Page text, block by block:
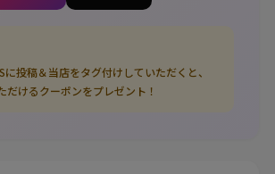
に投稿＆当店をタグ付けしていただくと、
だけるクーポンをプレゼント！